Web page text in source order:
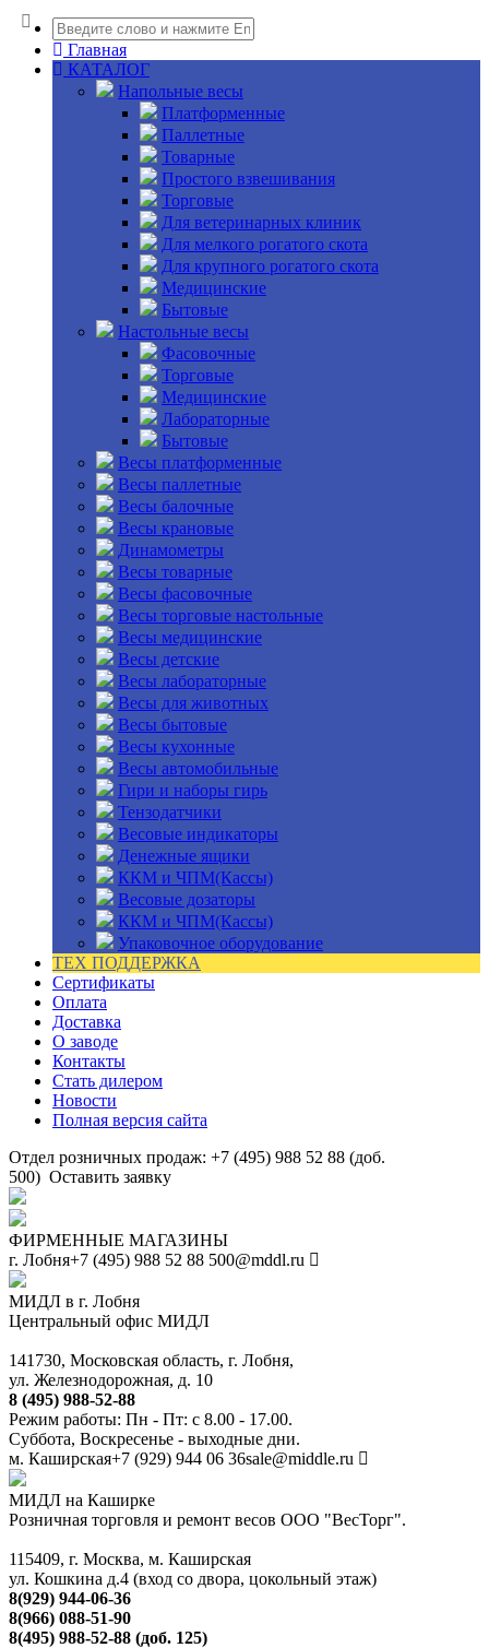
Главная
КАТАЛОГ
Напольные весы
Платформенные
Паллетные
Товарные
Простого взвешивания
Торговые
Для ветеринарных клиник
Для мелкого рогатого скота
Для крупного рогатого скота
Медицинские
Бытовые
Настольные весы
Фасовочные
Торговые
Медицинские
Лабораторные
Бытовые
Весы платформенные
Весы паллетные
Весы балочные
Весы крановые
Динамометры
Весы товарные
Весы фасовочные
Весы торговые настольные
Весы медицинские
Весы детские
Весы лабораторные
Весы для животных
Весы бытовые
Весы кухонные
Весы автомобильные
Гири и наборы гирь
Тензодатчики
Весовые индикаторы
Денежные ящики
ККМ и ЧПМ(Кассы)
Весовые дозаторы
ККМ и ЧПМ(Кассы)
Упаковочное оборудование
ТЕХ ПОДДЕРЖКА
Сертификаты
Оплата
Доставка
О заводе
Контакты
Стать дилером
Новости
Полная версия сайта
Отдел розничных продаж: +7 (495) 988 52 88 (доб.
500) Оставить заявку
ФИРМЕННЫЕ МАГАЗИНЫ
г. Лобня+7 (495) 988 52 88 500@mddl.ru
МИДЛ в г. Лобня
Центральный офис МИДЛ
141730, Московская область, г. Лобня,
ул. Железнодорожная, д. 10
8 (495) 988-52-88
Режим работы: Пн - Пт: с 8.00 - 17.00.
Суббота, Воскресенье - выходные дни.
м. Каширская+7 (929) 944 06 36sale@middle.ru
МИДЛ на Каширке
Розничная торговля и ремонт весов ООО "ВесТорг".
115409, г. Москва, м. Каширская
ул. Кошкина д.4 (вход со двора, цокольный этаж)
8(929) 944-06-36
8(966) 088-51-90
8(495) 988-52-88 (доб. 125)